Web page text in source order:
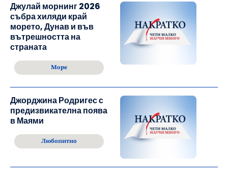
Джулай морнинг 2026
събра хиляди край
морето, Дунав и във
вътрешността на
страната
Море
Джорджина Родригес с
предизвикателна поява
в Маями
Любопитно